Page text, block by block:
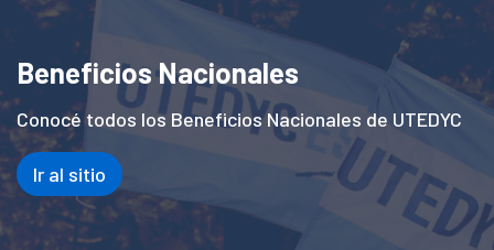
Beneficios Nacionales
Conocé todos los Beneficios Nacionales de UTEDYC
Ir al sitio